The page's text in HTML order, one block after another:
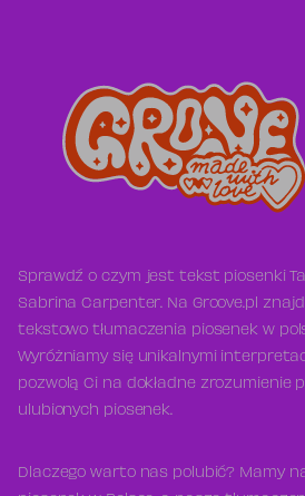
Sprawdź o czym jest tekst piosenki
Sabrina Carpenter. Na Groove.pl
tekstowo tłumaczenia piosenek w
Wyróżniamy się unikalnymi
pozwolą Ci na dokładne zrozumienie
ulubionych piosenek.
Dlaczego warto nas polubić? Mamy